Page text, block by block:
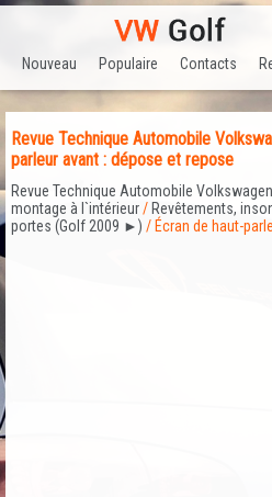
Nouveau Populaire Contacts
Revue Technique Automobile
parleur avant : dépose et repose
Revue Technique Automobile
montage à l`intérieur/ Revêtements,
portes (Golf 2009 ►) / Écran de haut-